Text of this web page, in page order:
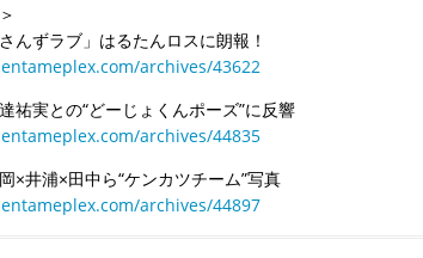
んずラブ」はるたんロスに朗報！
archives/43622
祐実との“どーじょくんポーズ”に反響
archives/44835
×井浦×田中ら“ケンカツチーム”写真
archives/44897